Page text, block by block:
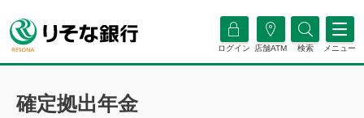
ログイン 店舗ATM 検索 メニュー
確定拠出年金